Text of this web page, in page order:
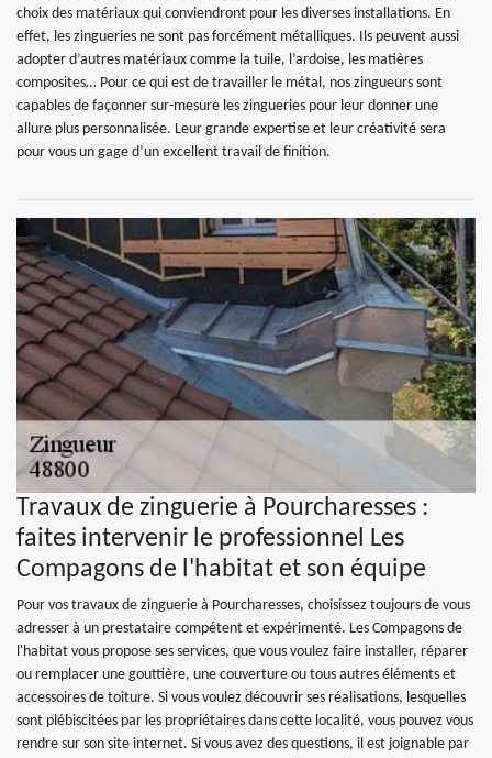
choix des matériaux qui conviendront pour les diverses installations. En
effet, les zingueries ne sont pas forcément métalliques. Ils peuvent aussi
adopter d’autres matériaux comme la tuile, l’ardoise, les matières
composites… Pour ce qui est de travailler le métal, nos zingueurs sont
capables de façonner sur-mesure les zingueries pour leur donner une
allure plus personnalisée. Leur grande expertise et leur créativité sera
pour vous un gage d’un excellent travail de finition.
Travaux de zinguerie à Pourcharesses :
faites intervenir le professionnel Les
Compagons de l'habitat et son équipe
Pour vos travaux de zinguerie à Pourcharesses, choisissez toujours de vous
adresser à un prestataire compétent et expérimenté. Les Compagons de
l'habitat vous propose ses services, que vous voulez faire installer, réparer
ou remplacer une gouttière, une couverture ou tous autres éléments et
accessoires de toiture. Si vous voulez découvrir ses réalisations, lesquelles
sont plébiscitées par les propriétaires dans cette localité, vous pouvez vous
rendre sur son site internet. Si vous avez des questions, il est joignable par